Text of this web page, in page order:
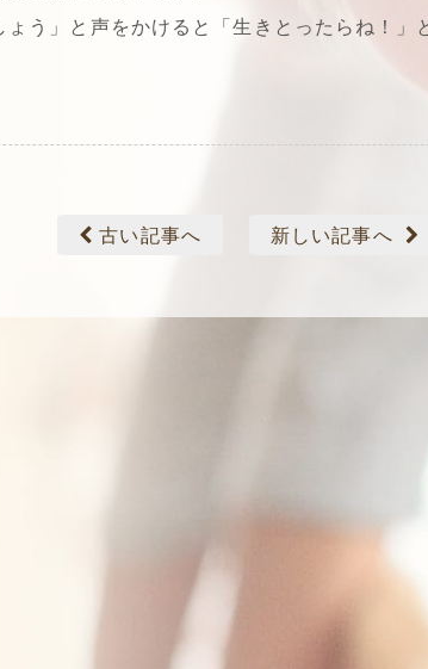
う」と声をかけると「生きとったらね！」
古い記事へ 新しい記事へ